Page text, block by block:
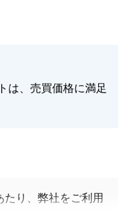
は、売買価格に満足
たり、弊社をご利用